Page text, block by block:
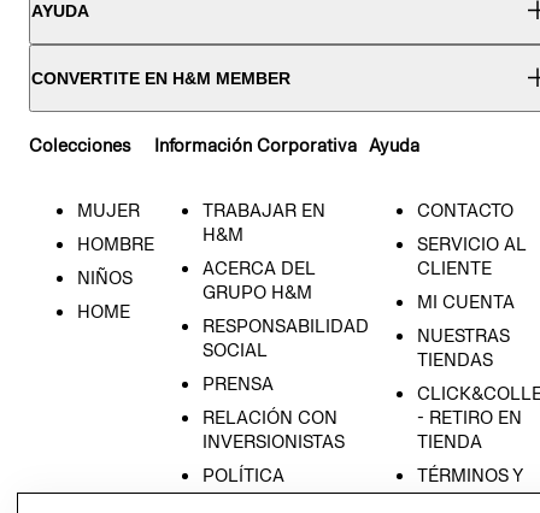
AYUDA
CONVERTITE EN H&M MEMBER
Colecciones
MUJER
HOMBRE
NIÑOS
HOME
Información Corporativa
TRABAJAR EN
H&M
ACERCA DEL
GRUPO H&M
RESPONSABILIDAD
SOCIAL
PRENSA
RELACIÓN CON
INVERSIONISTAS
POLÍTICA
EMPRESARIAL
Ayuda
CONTACTO
SERVICIO AL
CLIENTE
MI CUENTA
NUESTRAS
TIENDAS
- RETIRO EN
TIENDA
TÉRMINOS Y
CONDICIONES